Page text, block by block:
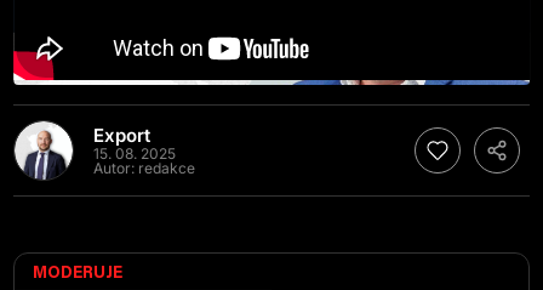
Export
15. 08. 2025
Autor: redakce
MODERUJE